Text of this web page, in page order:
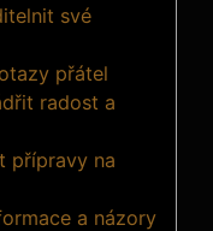
své
přátel
radost a
přípravy na
a názory